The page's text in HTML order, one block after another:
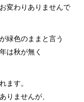
変わりありませんで
緑色のままと言う
は秋が無く
ます。
りませんが、